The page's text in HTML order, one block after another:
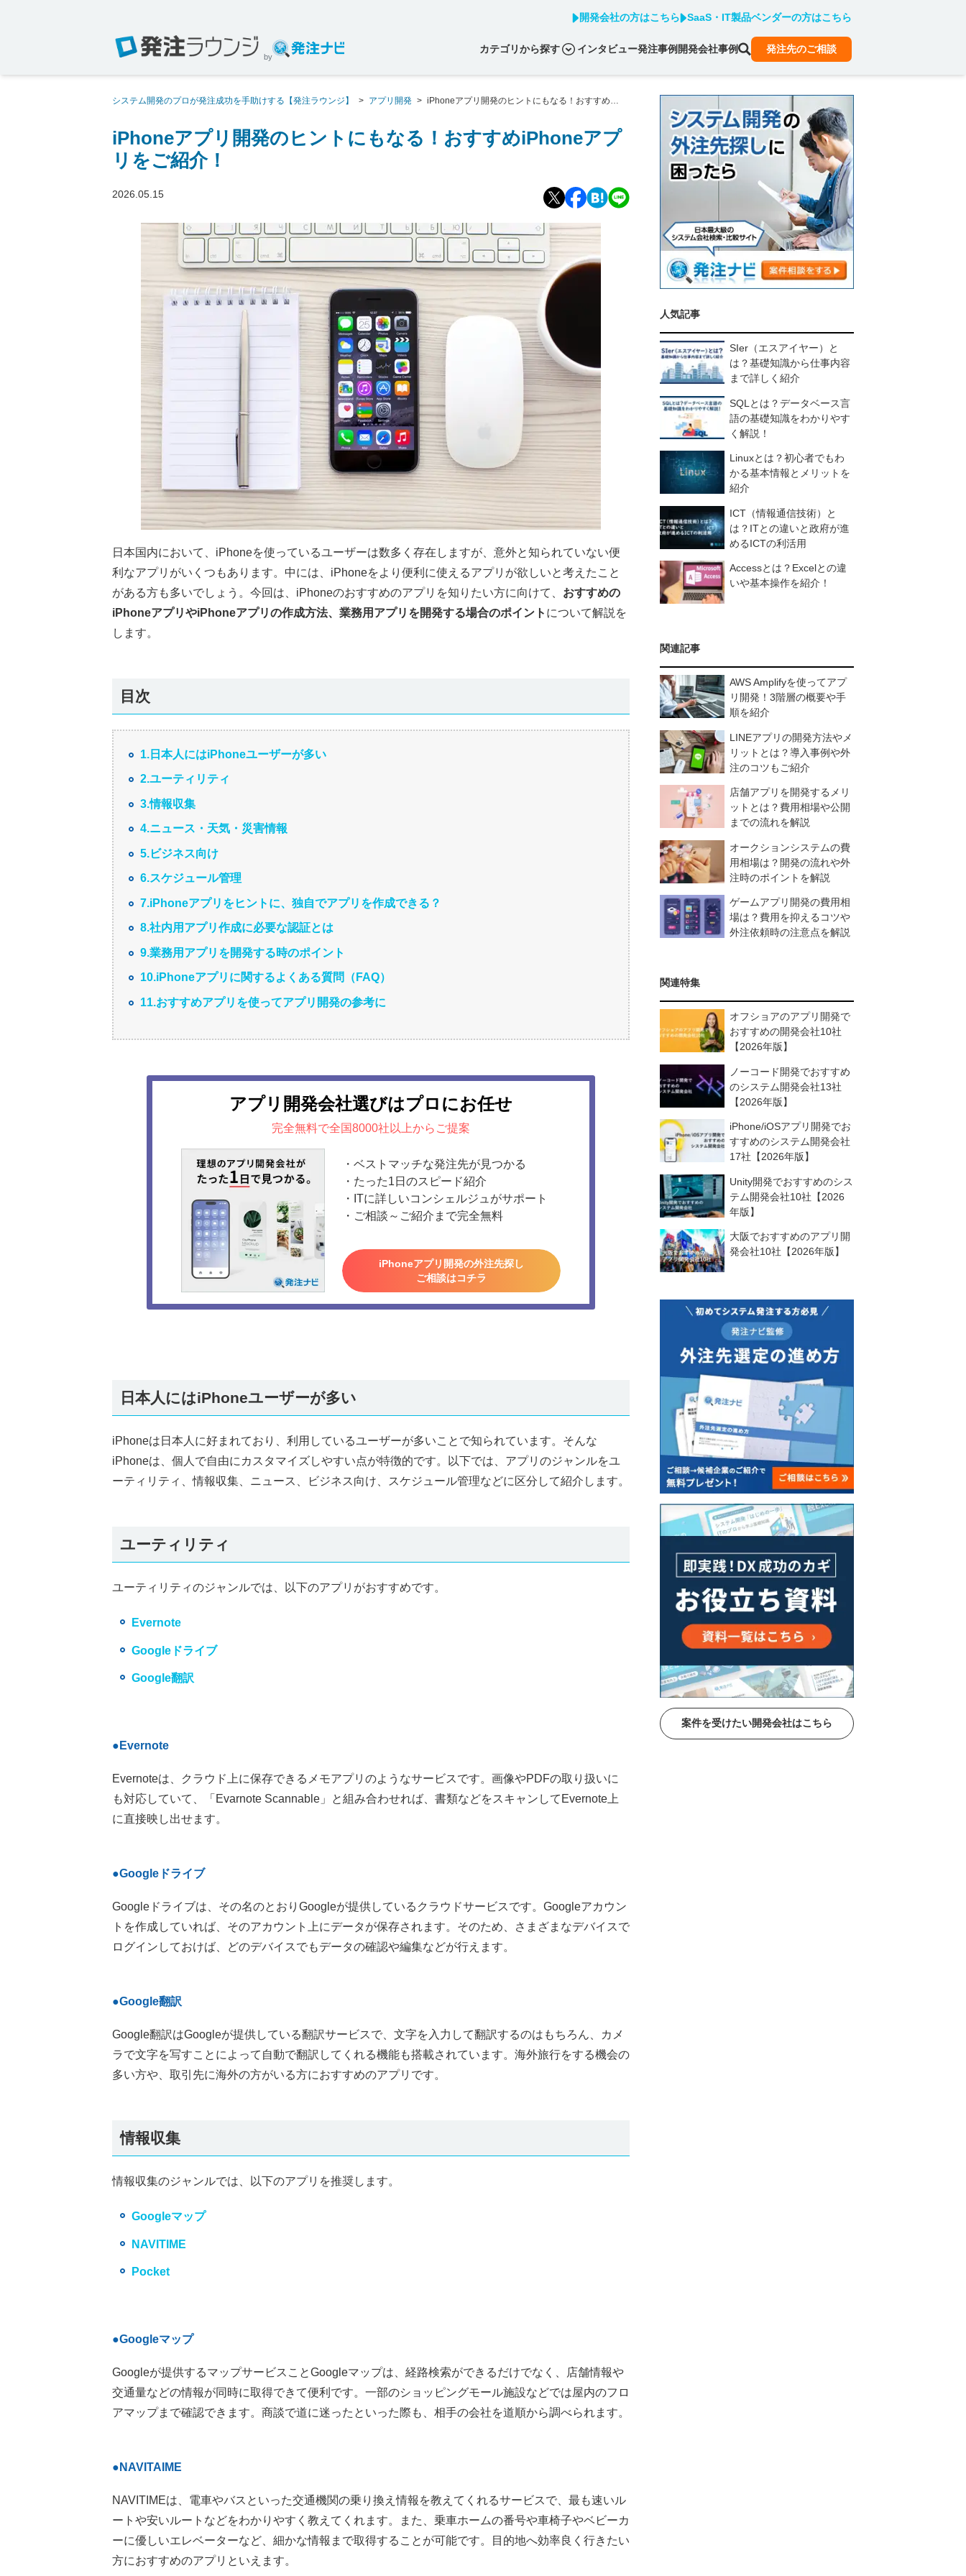
開発会社の方はこちら SaaS・IT製品ベンダーの方はこちら
by
カテゴリから探す インタビュー発注事例 開発会社事例 発注先のご相談
システム開発のプロが発注成功を手助けする【発注ラウンジ】 > アプリ開発 > iPhoneアプリ開発のヒントにもなる！おすすめ
iPhoneアプリ開発のヒントにもなる！おすすめiPhoneアプ
リをご紹介！
2026.05.15
日本国内において、iPhoneを使っているユーザーは数多く存在しますが、意外と知られていない便
利なアプリがいくつもあります。中には、iPhoneをより便利に使えるアプリが欲しいと考えたこと
がある方も多いでしょう。今回は、iPhoneのおすすめのアプリを知りたい方に向けて、 おすすめの
iPhoneアプリやiPhoneアプリの作成方法、業務用アプリを開発する場合のポイント について解説を
します。
目次
1.日本人にはiPhoneユーザーが多い
2.ユーティリティ
3.情報収集
4.ニュース・天気・災害情報
5.ビジネス向け
6.スケジュール管理
7.iPhoneアプリをヒントに、独自でアプリを作成できる？
8.社内用アプリ作成に必要な認証とは
9.業務用アプリを開発する時のポイント
10.iPhoneアプリに関するよくある質問（FAQ）
11.おすすめアプリを使ってアプリ開発の参考に
アプリ開発会社選びはプロにお任せ
完全無料で全国8000社以上からご提案
・ベストマッチな発注先が見つかる
・たった1日のスピード紹介
・ITに詳しいコンシェルジュがサポート
・ご相談～ご紹介まで完全無料
iPhoneアプリ開発の外注先探し
ご相談はコチラ
日本人にはiPhoneユーザーが多い
iPhoneは日本人に好まれており、利用しているユーザーが多いことで知られています。そんな
iPhoneは、個人で自由にカスタマイズしやすい点が特徴的です。以下では、アプリのジャンルをユ
ーティリティ、情報収集、ニュース、ビジネス向け、スケジュール管理などに区分して紹介します。
ユーティリティ
ユーティリティのジャンルでは、以下のアプリがおすすめです。
Evernote
Googleドライブ
Google翻訳
●Evernote
Evernoteは、クラウド上に保存できるメモアプリのようなサービスです。画像やPDFの取り扱いに
も対応していて、「Evarnote Scannable」と組み合わせれば、書類などをスキャンしてEvernote上
に直接映し出せます。
●Googleドライブ
Googleドライブは、その名のとおりGoogleが提供しているクラウドサービスです。Googleアカウン
トを作成していれば、そのアカウント上にデータが保存されます。そのため、さまざまなデバイスで
ログインしておけば、どのデバイスでもデータの確認や編集などが行えます。
●Google翻訳
Google翻訳はGoogleが提供している翻訳サービスで、文字を入力して翻訳するのはもちろん、カメ
ラで文字を写すことによって自動で翻訳してくれる機能も搭載されています。海外旅行をする機会の
多い方や、取引先に海外の方がいる方におすすめのアプリです。
情報収集
情報収集のジャンルでは、以下のアプリを推奨します。
Googleマップ
NAVITIME
Pocket
●Googleマップ
Googleが提供するマップサービスことGoogleマップは、経路検索ができるだけでなく、店舗情報や
交通量などの情報が同時に取得できて便利です。一部のショッピングモール施設などでは屋内のフロ
アマップまで確認できます。商談で道に迷ったといった際も、相手の会社を道順から調べられます。
●NAVITAIME
NAVITIMEは、電車やバスといった交通機関の乗り換え情報を教えてくれるサービスで、最も速いル
ートや安いルートなどをわかりやすく教えてくれます。また、乗車ホームの番号や車椅子やベビーカ
ーに優しいエレベーターなど、細かな情報まで取得することが可能です。目的地へ効率良く行きたい
方におすすめのアプリといえます。
人気記事
SIer（エスアイヤー）と
は？基礎知識から仕事内容
まで詳しく紹介
SQLとは？データベース言
語の基礎知識をわかりやす
く解説！
Linuxとは？初心者でもわ
かる基本情報とメリットを
紹介
ICT（情報通信技術）と
は？ITとの違いと政府が進
めるICTの利活用
Accessとは？Excelとの違
いや基本操作を紹介！
関連記事
AWS Amplifyを使ってアプ
リ開発！3階層の概要や手
順を紹介
LINEアプリの開発方法やメ
リットとは？導入事例や外
注のコツもご紹介
店舗アプリを開発するメリ
ットとは？費用相場や公開
までの流れを解説
オークションシステムの費
用相場は？開発の流れや外
注時のポイントを解説
ゲームアプリ開発の費用相
場は？費用を抑えるコツや
外注依頼時の注意点を解説
関連特集
オフショアのアプリ開発で
おすすめの開発会社10社
【2026年版】
ノーコード開発でおすすめ
のシステム開発会社13社
【2026年版】
iPhone/iOSアプリ開発でお
すすめのシステム開発会社
17社【2026年版】
Unity開発でおすすめのシス
テム開発会社10社【2026
年版】
大阪でおすすめのアプリ開
発会社10社【2026年版】
案件を受けたい開発会社はこちら